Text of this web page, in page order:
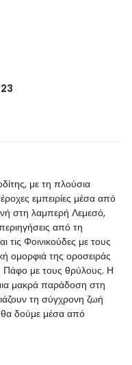
με τη πλούσια
εμπειρίες μέσα από
στη λαμπερή Λεμεσό,
από τη
Φοινικούδες με τους
ομορφιά της οροσειράς
με τους θρύλους. Η
μακρά παράδοση στη
τη σύγχρονη ζωή
θα δούμε μέσα από